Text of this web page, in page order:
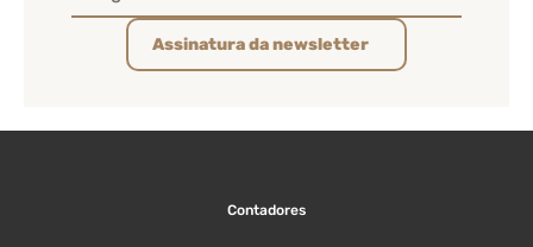
Assinatura da newsletter
Contadores